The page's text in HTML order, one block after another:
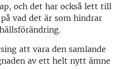
och det har också lett till
vad det är som hindrar
att vara den samlande
av ett helt nytt ämne